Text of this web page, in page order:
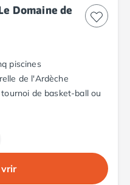
Domaine de
piscines
de l'Ardèche
de basket-ball ou